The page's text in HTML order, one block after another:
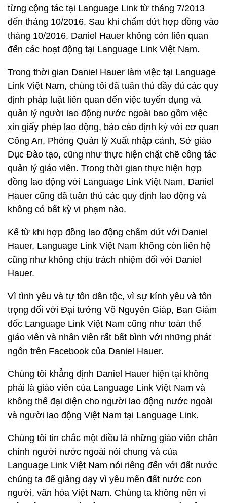
từng cộng tác tại Language Link từ tháng 7/2013
đến tháng 10/2016. Sau khi chấm dứt hợp đồng vào
tháng 10/2016, Daniel Hauer không còn liên quan
đến các hoạt động tại Language Link Việt Nam.
Trong thời gian Daniel Hauer làm việc tại Language
Link Việt Nam, chúng tôi đã tuân thủ đầy đủ các quy
định pháp luật liên quan đến việc tuyển dụng và
quản lý người lao động nước ngoài bao gồm việc
xin giấy phép lao động, báo cáo định kỳ với cơ quan
Công An, Phòng Quản lý Xuất nhập cảnh, Sở giáo
Dục Đào tạo, cũng như thực hiện chặt chẽ công tác
quản lý giáo viên. Trong thời gian thực hiện hợp
đồng lao động với Language Link Việt Nam, Daniel
Hauer cũng đã tuân thủ các quy định lao động và
không có bất kỳ vi phạm nào.
Kể từ khi hợp đồng lao động chấm dứt với Daniel
Hauer, Language Link Việt Nam không còn liên hệ
cũng như không chịu trách nhiệm đối với Daniel
Hauer.
Vì tình yêu và tự tôn dân tộc, vì sự kính yêu và tôn
trọng đối với Đại tướng Võ Nguyên Giáp, Ban Giám
đốc Language Link Việt Nam cũng như toàn thể
giáo viên và nhân viên rất bất bình với những phát
ngôn trên Facebook của Daniel Hauer.
Chúng tôi khẳng định Daniel Hauer hiện tại không
phải là giáo viên của Language Link Việt Nam và
không thể đại diện cho người lao động nước ngoài
và người lao động Việt Nam tại Language Link.
Chúng tôi tin chắc một điều là những giáo viên chân
chính người nước ngoài nói chung và của
Language Link Việt Nam nói riêng đến với đất nước
chúng ta để giảng dạy vì yêu mến đất nước con
người, văn hóa Việt Nam. Chúng ta không nên vì